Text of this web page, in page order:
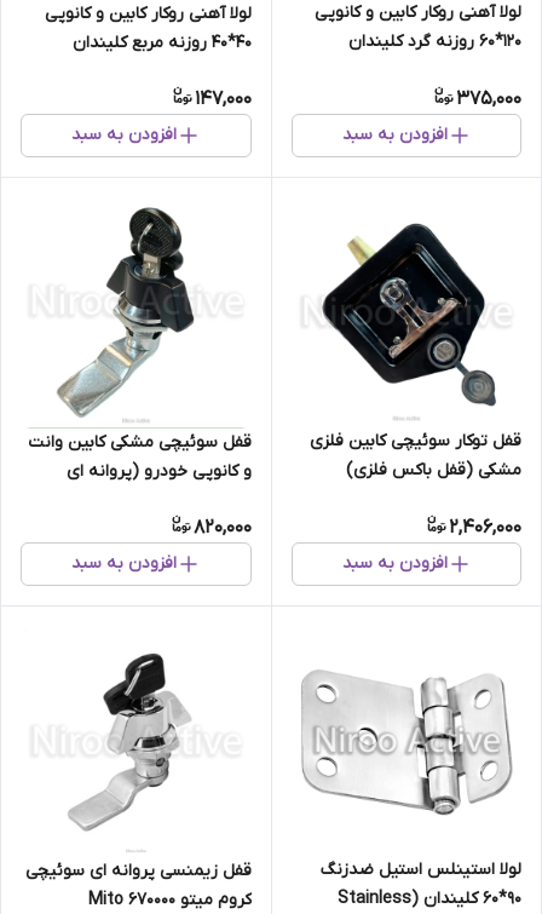
لولا آهنی روکار کابین و کانوپی
۱۲۰*۶۰ روزنه گرد کلیندان
375,000
افزودن به سبد
لولا آهنی روکار کابین و کانوپی
۴۰*۴۰ روزنه مربع کلیندان
147,000
افزودن به سبد
قفل توکار سوئیچی کابین فلزی
مشکی (قفل باکس فلزی)
2,406,000
افزودن به سبد
قفل سوئیچی مشکی کابین وانت
و کانوپی خودرو (پروانه ای
820,000
افزودن به سبد
لولا استینلس استیل ضدزنگ
۹۰*۶۰ کلیندان (Stainless
قفل زیمنسی پروانه ای سوئیچی
کروم میتو Mito ۶۷۰۰۰۰